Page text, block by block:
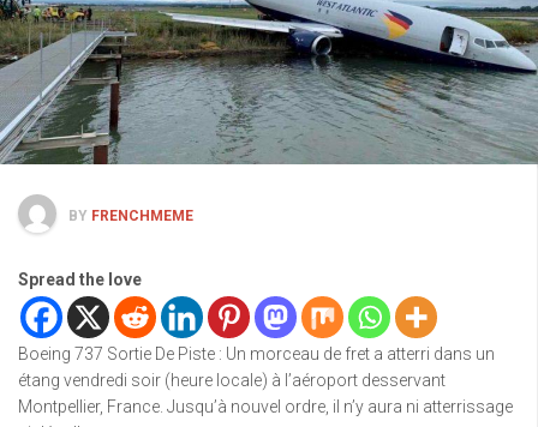
BY FRENCHMEME
Spread the love
Boeing 737 Sortie De Piste : Un morceau de fret a atterri dans un
étang vendredi soir (heure locale) à l’aéroport desservant
Montpellier, France. Jusqu’à nouvel ordre, il n’y aura ni atterrissage